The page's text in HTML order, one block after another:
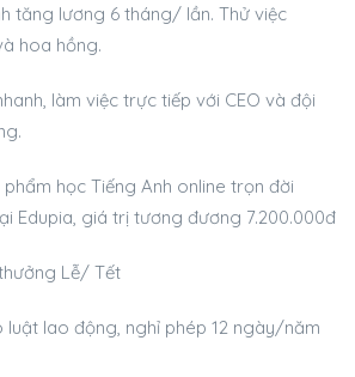
tăng lương 6 tháng/ lần. Thử việc
hoa hồng.
làm việc trực tiếp với CEO và đội
học Tiếng Anh online trọn đời
Edupia, giá trị tương đương 7.200.000đ
Lễ/ Tết
luật lao động, nghỉ phép 12 ngày/năm